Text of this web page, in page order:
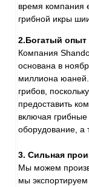
время компания
грибной икры
2.Богатый опыт
Компания
основана в
миллиона
грибов,
предоставить
включая
оборудование, а
3. Сильная
Мы можем
мы